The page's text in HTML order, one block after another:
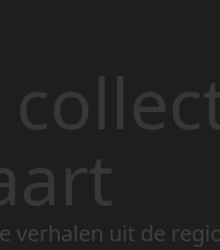
uit de